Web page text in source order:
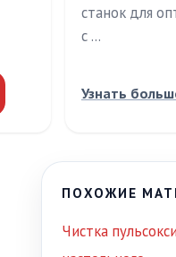
станок для
с …
Узнать
ПОХОЖИЕ
Чистка